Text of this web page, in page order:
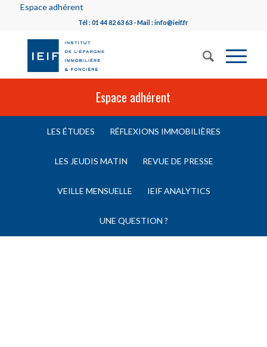
Espace adhérent
Tél : 01 44 82 63 63 - Mail : info@ieif.fr
Espace adhérent
LES ÉTUDES RÉFLEXIONS IMMOBILIÈRES
LES JEUDIS MATIN REVUE DE PRESSE
VEILLE MENSUELLE IEIF ANALYTICS
UNE QUESTION ?